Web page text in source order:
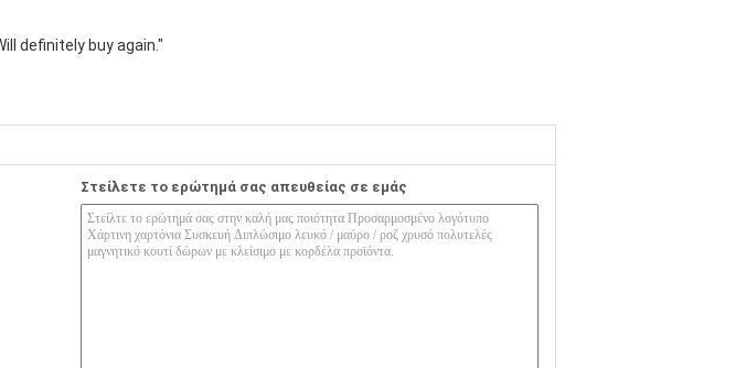
definitely buy again."
Στείλετε το ερώτημά σας απευθείας σε εμάς